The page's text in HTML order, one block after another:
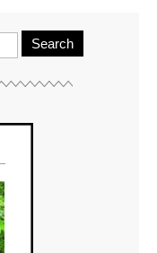
Search